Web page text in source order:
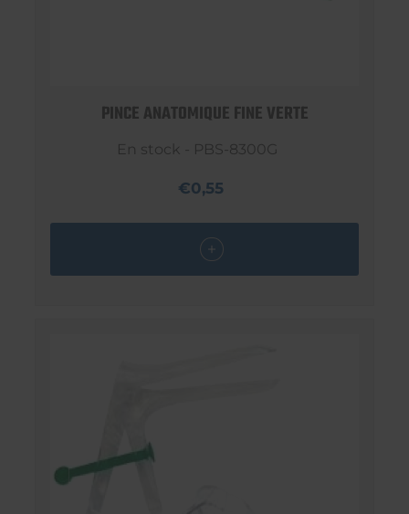
PINCE ANATOMIQUE FINE VERTE
En stock - PBS-8300G
€0,55